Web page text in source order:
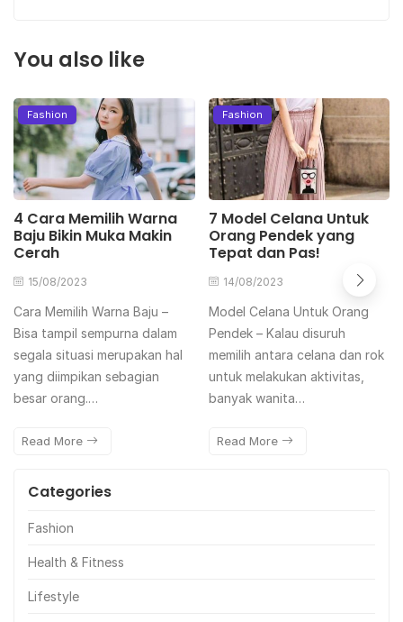
You also like
Fashion
4 Cara Memilih Warna
Baju Bikin Muka Makin
Cerah
15/08/2023
Cara Memilih Warna Baju –
Bisa tampil sempurna dalam
segala situasi merupakan hal
yang diimpikan sebagian
besar orang.…
Read More
Fashion
7 Model Celana Untuk
Orang Pendek yang
Tepat dan Pas!
14/08/2023
Model Celana Untuk Orang
Pendek – Kalau disuruh
memilih antara celana dan rok
untuk melakukan aktivitas,
banyak wanita…
Read More
Categories
Fashion
Health & Fitness
Lifestyle